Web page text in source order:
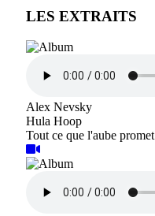
LES EXTRAITS
Alex Nevsky
Hula Hoop
Tout ce que l'aube promet